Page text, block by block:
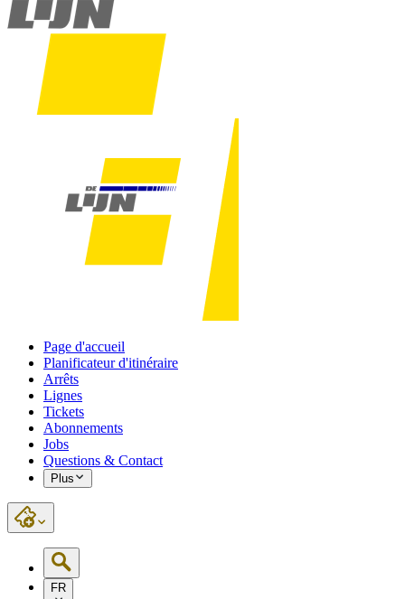
Page d'accueil
Planificateur d'itinéraire
Arrêts
Lignes
Tickets
Abonnements
Jobs
Questions & Contact
Plus
FR